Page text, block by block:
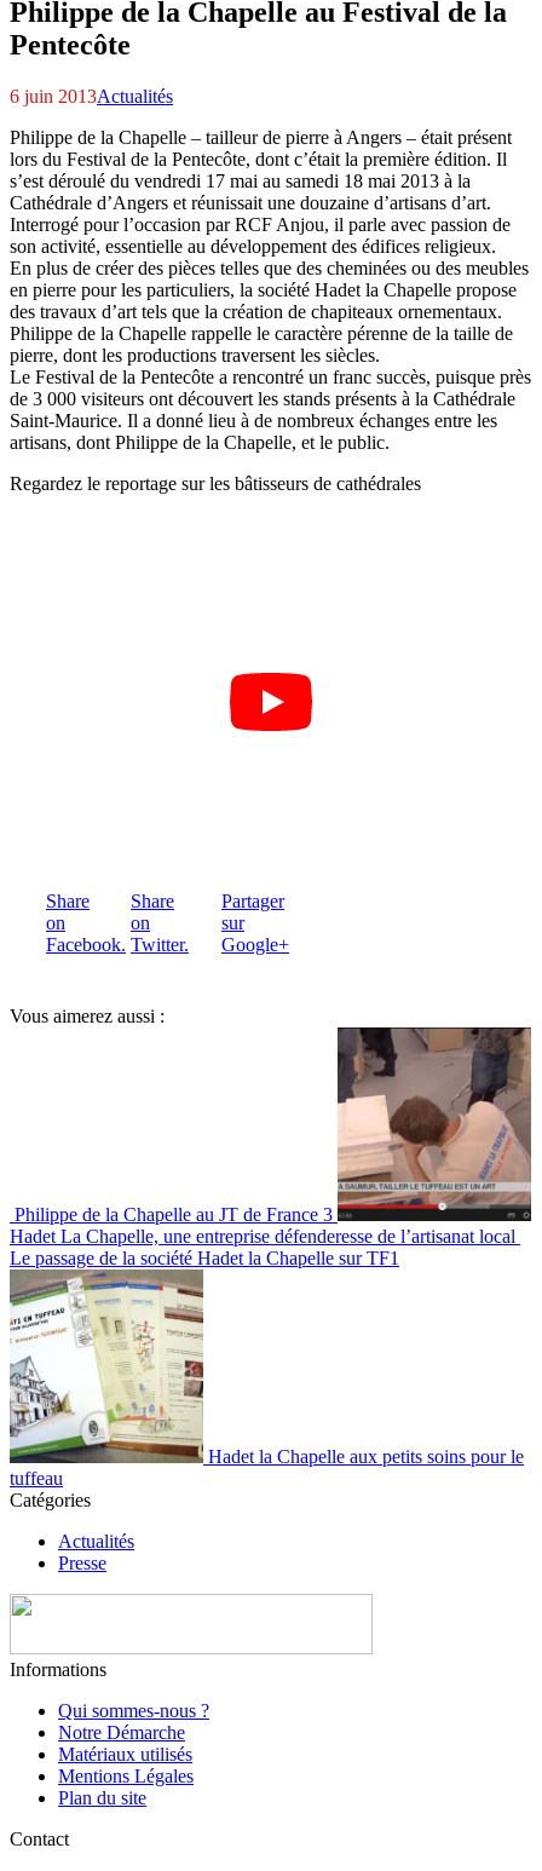
Philippe de la Chapelle au Festival de la
Pentecôte
6 juin 2013Actualités
Philippe de la Chapelle – tailleur de pierre à Angers – était présent
lors du Festival de la Pentecôte, dont c’était la première édition. Il
s’est déroulé du vendredi 17 mai au samedi 18 mai 2013 à la
Cathédrale d’Angers et réunissait une douzaine d’artisans d’art.
Interrogé pour l’occasion par RCF Anjou, il parle avec passion de
son activité, essentielle au développement des édifices religieux.
En plus de créer des pièces telles que des cheminées ou des meubles
en pierre pour les particuliers, la société Hadet la Chapelle propose
des travaux d’art tels que la création de chapiteaux ornementaux.
Philippe de la Chapelle rappelle le caractère pérenne de la taille de
pierre, dont les productions traversent les siècles.
Le Festival de la Pentecôte a rencontré un franc succès, puisque près
de 3 000 visiteurs ont découvert les stands présents à la Cathédrale
Saint-Maurice. Il a donné lieu à de nombreux échanges entre les
artisans, dont Philippe de la Chapelle, et le public.
Regardez le reportage sur les bâtisseurs de cathédrales
Share
on
Facebook.
Share
on
Twitter.
Partager
sur
Google+
Vous aimerez aussi :
Philippe de la Chapelle au JT de France 3
Hadet La Chapelle, une entreprise défenderesse de l’artisanat local
Le passage de la société Hadet la Chapelle sur TF1
Hadet la Chapelle aux petits soins pour le
tuffeau
Catégories
Actualités
Presse
Informations
Qui sommes-nous ?
Notre Démarche
Matériaux utilisés
Mentions Légales
Plan du site
Contact